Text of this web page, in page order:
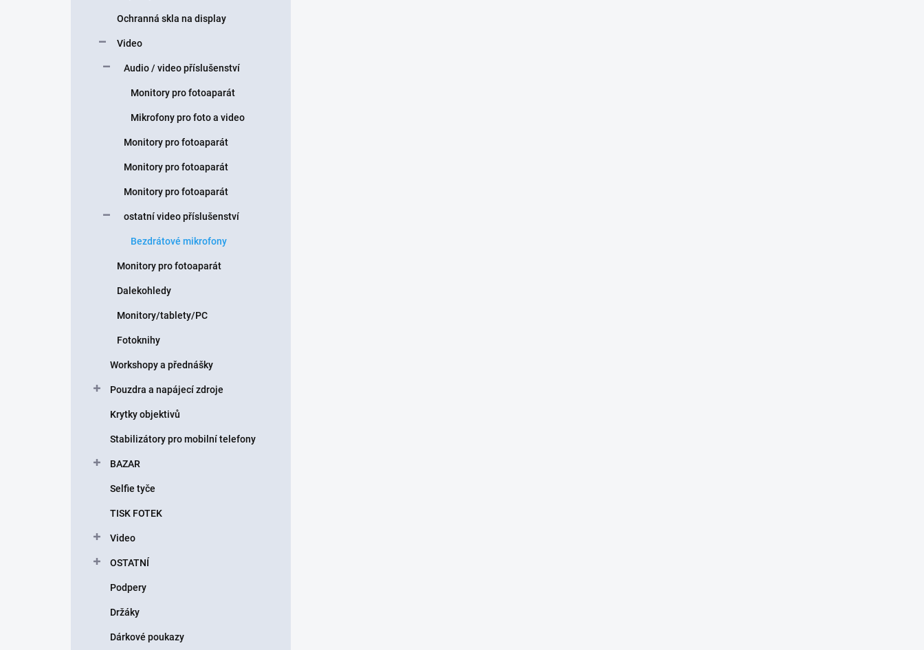
Ochranná skla na display
Video
Audio / video příslušenství
Monitory pro fotoaparát
Mikrofony pro foto a video
Monitory pro fotoaparát
Monitory pro fotoaparát
Monitory pro fotoaparát
ostatní video příslušenství
Bezdrátové mikrofony
Monitory pro fotoaparát
Dalekohledy
Monitory/tablety/PC
Fotoknihy
Workshopy a přednášky
Pouzdra a napájecí zdroje
Krytky objektivů
Stabilizátory pro mobilní telefony
BAZAR
Selfie tyče
TISK FOTEK
Video
OSTATNÍ
Podpery
Držáky
Dárkové poukazy